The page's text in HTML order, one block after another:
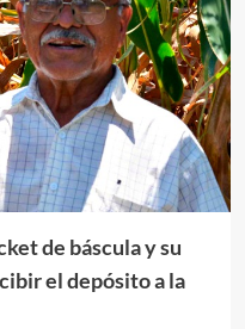
de báscula y su
el depósito a la